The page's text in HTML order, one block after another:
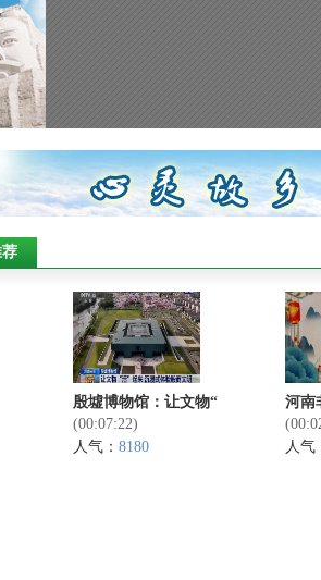
殷墟博物馆：让文物“
(00:07:22)
人气： 8180
河
人气